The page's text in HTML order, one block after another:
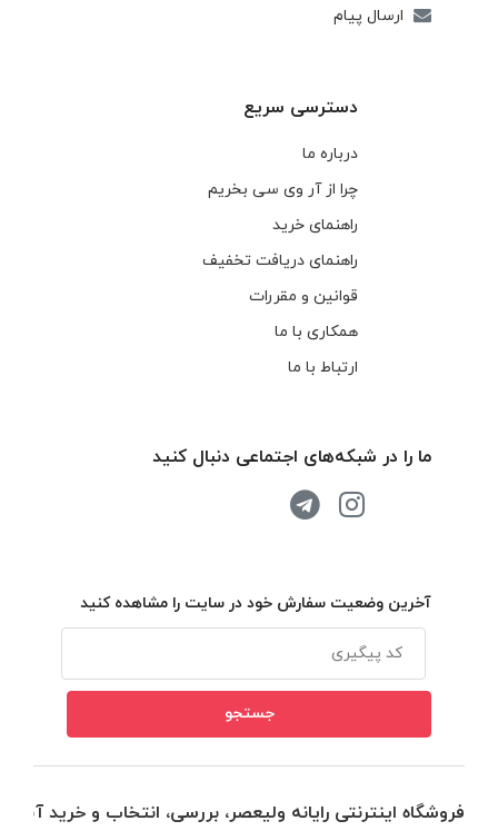
ارسال پیام
دسترسی سریع
درباره ما
چرا از آر وی سی بخریم
راهنمای خرید
راهنمای دریافت تخفیف
قوانین و مقررات
همکاری با ما
ارتباط با ما
ما را در شبکه‌های اجتماعی دنبال کنید
آخرین وضعیت سفارش خود در سایت را مشاهده کنید
فروشگاه اینترنتی رایانه ولیعصر، بررسی، انتخاب و خرید